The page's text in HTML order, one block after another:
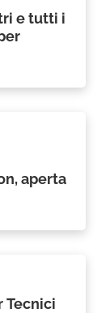
aperta
Tecnici